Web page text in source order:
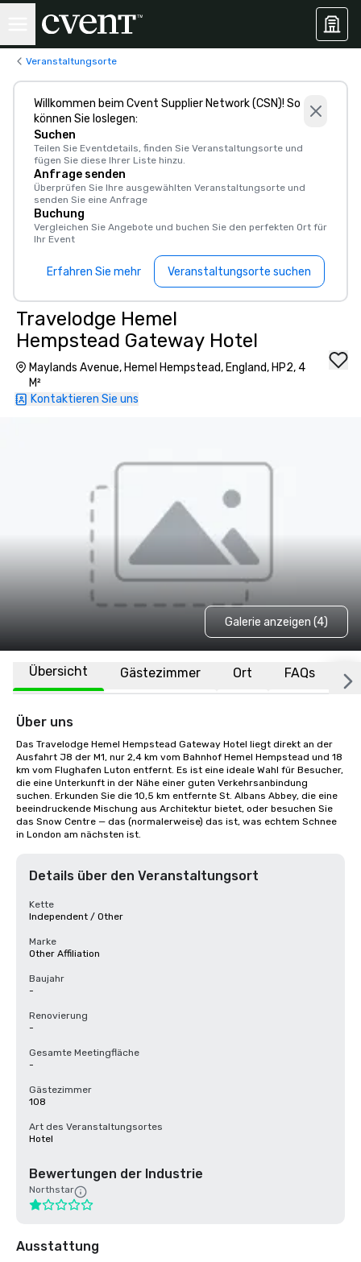
Veranstaltungsorte
Willkommen beim Cvent Supplier Network (CSN)! So
können Sie loslegen:
Suchen
Teilen Sie Eventdetails, finden Sie Veranstaltungsorte und
fügen Sie diese Ihrer Liste hinzu.
Anfrage senden
Überprüfen Sie Ihre ausgewählten Veranstaltungsorte und
senden Sie eine Anfrage
Buchung
Vergleichen Sie Angebote und buchen Sie den perfekten Ort für
Ihr Event
Erfahren Sie mehr Veranstaltungsorte suchen
Travelodge Hemel
Hempstead Gateway Hotel
Maylands Avenue, Hemel Hempstead, England, HP2, 4
M²
Kontaktieren Sie uns
Galerie anzeigen (4)
Übersicht Gästezimmer Ort FAQs
Über uns
Das Travelodge Hemel Hempstead Gateway Hotel liegt direkt an der
Ausfahrt J8 der M1, nur 2,4 km vom Bahnhof Hemel Hempstead und 18
km vom Flughafen Luton entfernt. Es ist eine ideale Wahl für Besucher,
die eine Unterkunft in der Nähe einer guten Verkehrsanbindung
suchen. Erkunden Sie die 10,5 km entfernte St. Albans Abbey, die eine
beeindruckende Mischung aus Architektur bietet, oder besuchen Sie
das Snow Centre — das (normalerweise) das ist, was echtem Schnee
in London am nächsten ist.
Details über den Veranstaltungsort
Kette
Independent / Other
Marke
Other Affiliation
Baujahr
-
Renovierung
-
Gesamte Meetingfläche
-
Gästezimmer
108
Art des Veranstaltungsortes
Hotel
Bewertungen der Industrie
Northstar
Ausstattung